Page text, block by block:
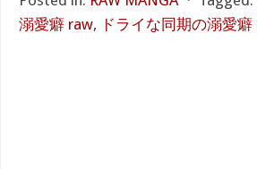
溺愛癖 raw, ドライな同期の溺愛癖